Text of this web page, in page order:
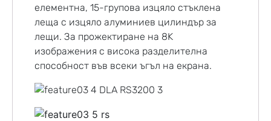
елементна, 15-групова изцяло стъклена
леща с изцяло алуминиев цилиндър за
лещи. За прожектиране на 8K
изображения с висока разделителна
способност във всеки ъгъл на екрана.